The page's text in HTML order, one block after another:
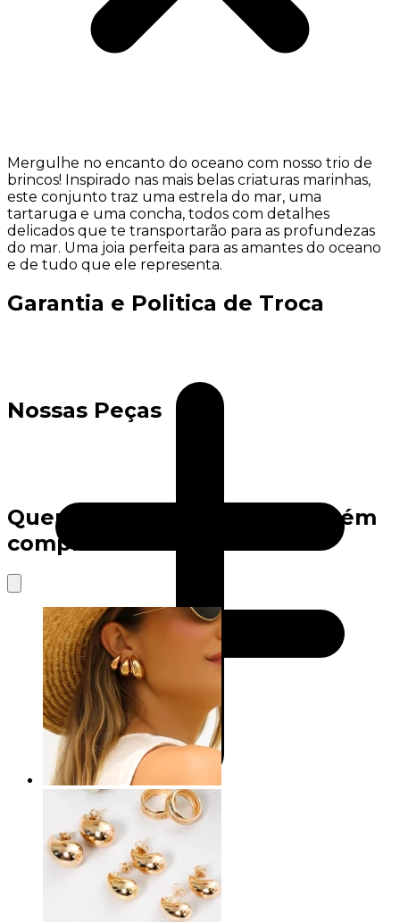
Mergulhe no encanto do oceano com nosso trio de
brincos! Inspirado nas mais belas criaturas marinhas,
este conjunto traz uma estrela do mar, uma
tartaruga e uma concha, todos com detalhes
delicados que te transportarão para as profundezas
do mar. Uma joia perfeita para as amantes do oceano
e de tudo que ele representa.
Garantia e Politica de Troca
Nossas Peças
Quem viu este produto também
comprou